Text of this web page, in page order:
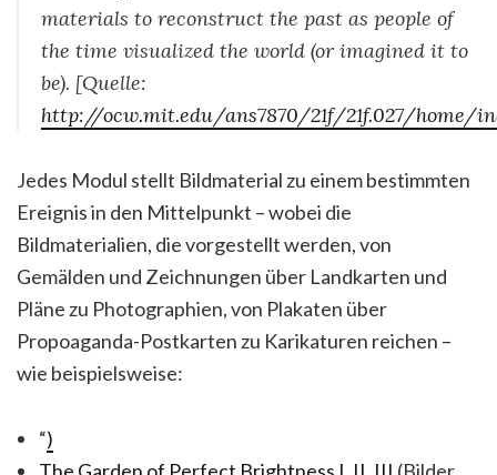
materials to reconstruct the past as people of
the time visualized the world (or imagined it to
be). [Quelle:
http://ocw.mit.edu/ans7870/21f/21f.027/home/
Jedes Modul stellt Bildmaterial zu einem bestimmten
Ereignis in den Mittelpunkt – wobei die
Bildmaterialien, die vorgestellt werden, von
Gemälden und Zeichnungen über Landkarten und
Pläne zu Photographien, von Plakaten über
Propoaganda-Postkarten zu Karikaturen reichen –
wie beispielsweise:
“)